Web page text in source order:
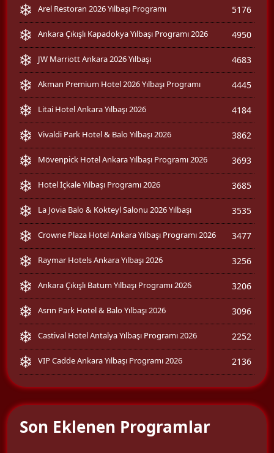
Arel Restoran 2026 Yılbaşı Programı 5176
Ankara Çıkışlı Kapadokya Yılbaşı Programı 2026 4950
JW Marriott Ankara 2026 Yılbaşı 4683
Akman Premium Hotel 2026 Yılbaşı Programı 4445
Litai Hotel Ankara Yılbaşı 2026 4184
Vivaldi Park Hotel & Balo Yılbaşı 2026 3862
Mövenpick Hotel Ankara Yılbaşı Programı 2026 3693
Hotel İçkale Yılbaşı Programı 2026 3685
La Jovia Balo & Kokteyl Salonu 2026 Yılbaşı 3535
Crowne Plaza Hotel Ankara Yılbaşı Programı 2026 3477
Raymar Hotels Ankara Yılbaşı 2026 3256
Ankara Çıkışlı Batum Yılbaşı Programı 2026 3206
Asrın Park Hotel & Balo Yılbaşı 2026 3096
Castival Hotel Antalya Yılbaşı Programı 2026 2252
VIP Cadde Ankara Yılbaşı Programı 2026 2136
Son Eklenen Programlar